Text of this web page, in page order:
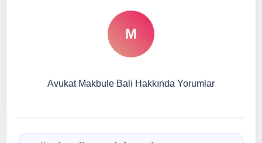
M
Avukat Makbule Bali Hakkında Yorumlar